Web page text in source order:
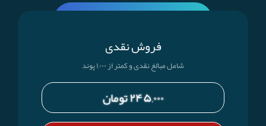
فروش نقدی
شامل مبالغ نقدی و کمتر از ۱,۰۰۰ پوند
۲۴۵,۰۰۰ تومان